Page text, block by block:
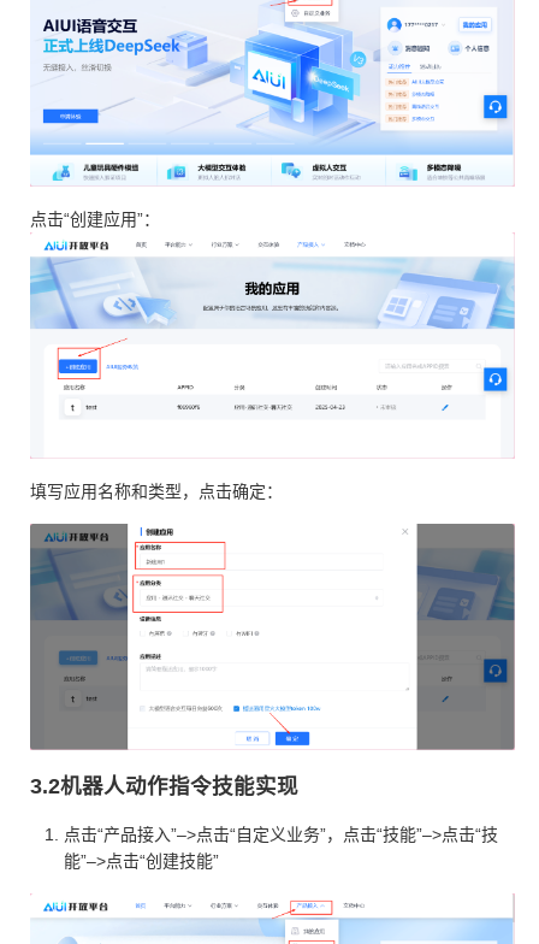
点击“创建应用”：
填写应用名称和类型，点击确定：
3.2机器人动作指令技能实现
点击“产品接入”–>点击“自定义业务”，点击“技能”–>点击“技
能”–>点击“创建技能”